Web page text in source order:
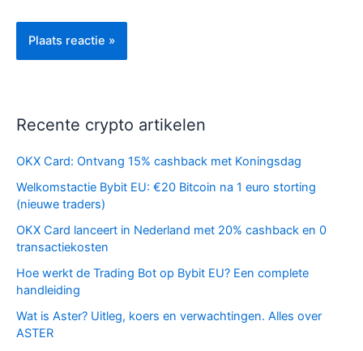
Recente crypto artikelen
OKX Card: Ontvang 15% cashback met Koningsdag
Welkomstactie Bybit EU: €20 Bitcoin na 1 euro storting
(nieuwe traders)
OKX Card lanceert in Nederland met 20% cashback en 0
transactiekosten
Hoe werkt de Trading Bot op Bybit EU? Een complete
handleiding
Wat is Aster? Uitleg, koers en verwachtingen. Alles over
ASTER